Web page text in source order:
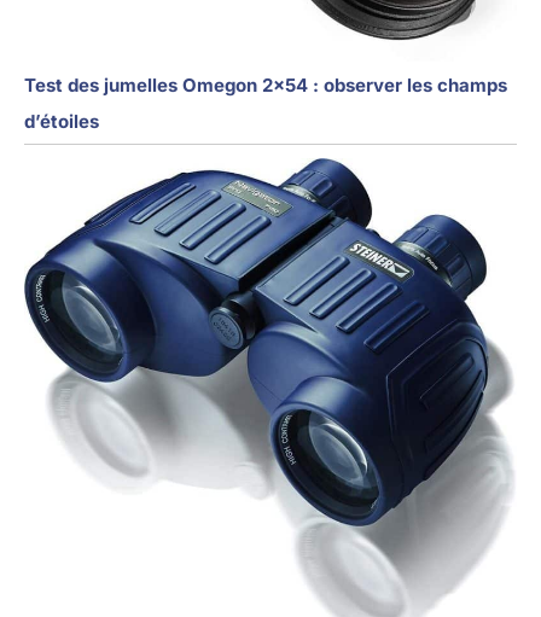
Test des jumelles Omegon 2×54 : observer les champs
d’étoiles